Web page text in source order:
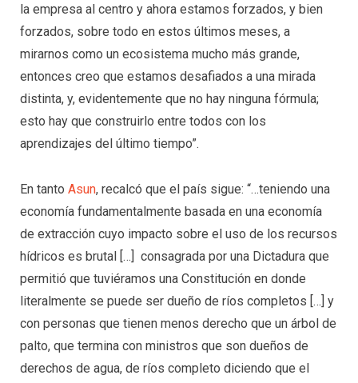
la empresa al centro y ahora estamos forzados, y bien
forzados, sobre todo en estos últimos meses, a
mirarnos como un ecosistema mucho más grande,
entonces creo que estamos desafiados a una mirada
distinta, y, evidentemente que no hay ninguna fórmula;
esto hay que construirlo entre todos con los
aprendizajes del último tiempo”.
En tanto Asun, recalcó que el país sigue: “…teniendo una
economía fundamentalmente basada en una economía
de extracción cuyo impacto sobre el uso de los recursos
hídricos es brutal […] consagrada por una Dictadura que
permitió que tuviéramos una Constitución en donde
literalmente se puede ser dueño de ríos completos […] y
con personas que tienen menos derecho que un árbol de
palto, que termina con ministros que son dueños de
derechos de agua, de ríos completo diciendo que el